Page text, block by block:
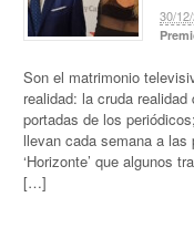
30/
Son el matrimonio
realidad: la cruda
portadas de los
llevan cada semana a las
‘Horizonte’ que algunos
[…]